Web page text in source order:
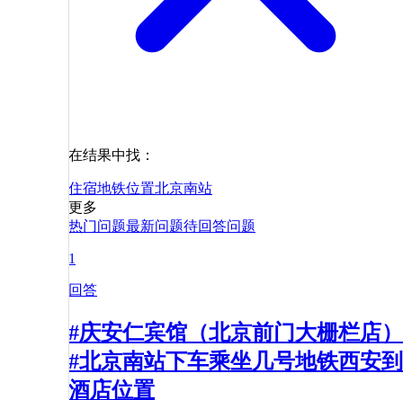
在结果中找：
住宿地铁位置北京南站
更多
热门问题最新问题待回答问题
1
回答
#庆安仁宾馆（北京前门大栅栏店）
#北京南站下车乘坐几号地铁西安到
酒店位置